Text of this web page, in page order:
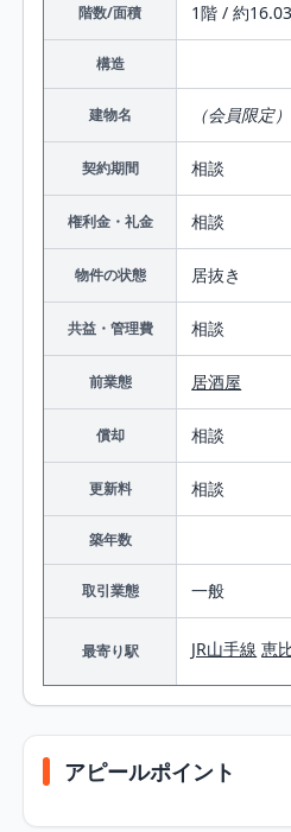
階数/面積 1階 / 約
構造
建物名 （会員限定）
契約期間 相談
権利金・礼金 相談
物件の状態 居抜き
共益・管理費 相談
前業態 居酒屋
償却 相談
更新料 相談
築年数
取引業態 一般
最寄り駅 JR山手線 恵
アピールポイント